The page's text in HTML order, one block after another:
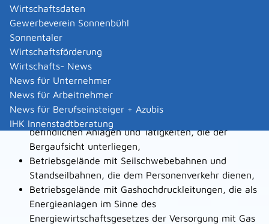
Wirtschaftsdaten
Gewerbeverein Sonnenbühl
Sonnentaler
Wirtschaftsförderung
Wirtschafts- News
News für Unternehmer
News für Arbeitnehmer
News für Berufseinsteiger + Azubis
IHK Innenstadtberatung
Umweltverschmutzung) in der jeweils geltenden
Fassung
vorhanden ist oder errichtet werden soll.
Die Abteilung 9, Landesamt für Geologie, Rohstoffe
und Bergbau des Regierungspräsidiums Freiburg ist
darüber hinaus die landesweit zuständige
Immissionsschutzbehörde für
Betriebsgelände einschließlich der darauf
befindlichen Anlagen und Tätigkeiten, die der
Bergaufsicht unterliegen,
Betriebsgelände mit Seilschwebebahnen und
Standseilbahnen, die dem Personenverkehr dienen,
Betriebsgelände mit Gashochdruckleitungen, die als
Energieanlagen im Sinne des
Energiewirtschaftsgesetzes der Versorgung mit Gas